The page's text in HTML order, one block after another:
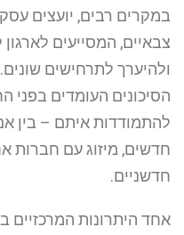
במקרים רבים, יועצים
צבאיים, המסייעים
ולהיערך לתרחישים שונים.
הסיכונים העומדים בפני
להתמודדות איתם – בין
חדשים, מיזוג עם חברות
חדשניים.
אחד היתרונות המרכזיים